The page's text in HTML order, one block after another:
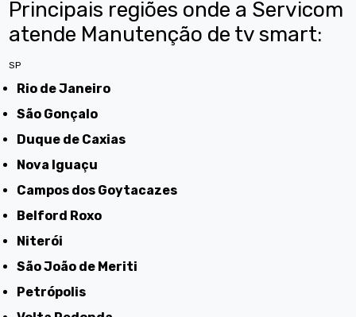
Principais regiões onde a Servicom
atende Manutenção de tv smart:
SP
Rio de Janeiro
São Gonçalo
Duque de Caxias
Nova Iguaçu
Campos dos Goytacazes
Belford Roxo
Niterói
São João de Meriti
Petrópolis